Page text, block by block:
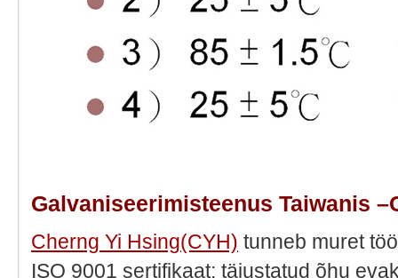
Galvaniseerimisteenus Taiwanis
Cherng Yi Hsing(CYH) tunneb muret
ISO 9001 sertifikaat; täiustatud õhu